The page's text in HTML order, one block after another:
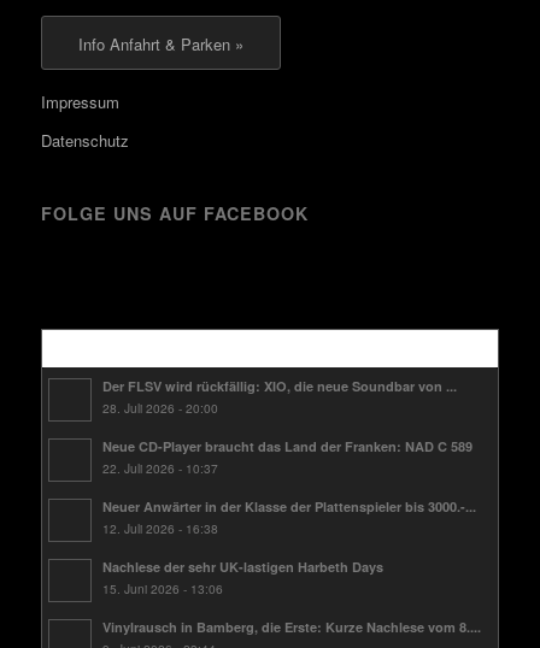
Info Anfahrt & Parken »
Impressum
Datenschutz
FOLGE UNS AUF FACEBOOK
Der FLSV wird rückfällig: XIO, die neue Soundbar von ...
28. Juli 2026 - 20:00
Neue CD-Player braucht das Land der Franken: NAD C 589
22. Juli 2026 - 10:37
Neuer Anwärter in der Klasse der Plattenspieler bis 3000.-...
12. Juli 2026 - 16:38
Nachlese der sehr UK-lastigen Harbeth Days
15. Juni 2026 - 13:06
Vinylrausch in Bamberg, die Erste: Kurze Nachlese vom 8....